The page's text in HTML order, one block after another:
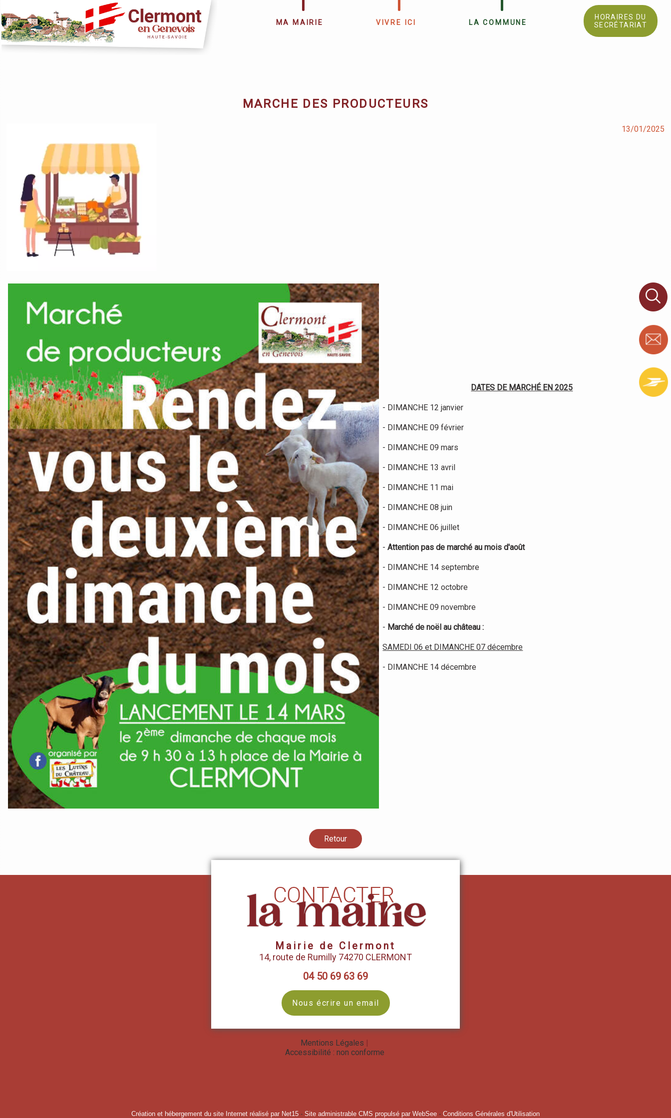
HORAIRES DU
SECRÉTARIAT
MA MAIRIE VIVRE ICI LA COMMUNE
MARCHE DES PRODUCTEURS
13/01/2025
DATES DE MARCHÉ EN 2025
- DIMANCHE 12 janvier
- DIMANCHE 09 février
- DIMANCHE 09 mars
- DIMANCHE 13 avril
- DIMANCHE 11 mai
- DIMANCHE 08 juin
- DIMANCHE 06 juillet
-Attention pas de marché au mois d'août
- DIMANCHE 14 septembre
- DIMANCHE 12 octobre
- DIMANCHE 09 novembre
- Marché de noël au château :
SAMEDI 06 et DIMANCHE 07 décembre
- DIMANCHE 14 décembre
Retour
Mairie de Clermont
14, route de Rumilly 74270 CLERMONT
04 50 69 63 69
Nous écrire un email
Mentions Légales
Accessibilité : non conforme
Création et hébergement du site Internet réalisé par Net15 - Site administrable CMS propulsé par WebSee - Conditions Générales d'Utilisation